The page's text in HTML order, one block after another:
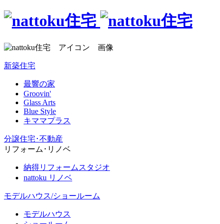
新築住宅
最響の家
Groovin'
Glass Arts
Blue Style
キママプラス
分譲住宅･不動産
リフォーム･リノベ
納得リフォームスタジオ
nattoku リノベ
モデルハウス/ショールーム
モデルハウス